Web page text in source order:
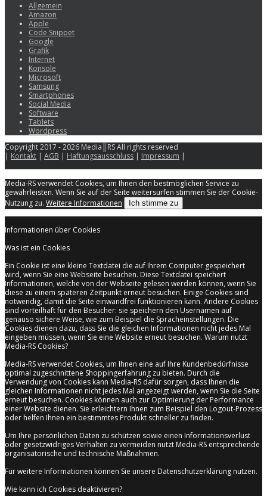
Allgemein
Amazon
Apple
Code Snippet
Google
Grafik
Internet
Konsole
Microsoft
Samsung
Smartphones
Social Media
Software
Tablets
Wordpress
Copyright 2017 - 2026 Media║RS All rights reserved
| Kontakt | AGB | Haftungsausschluss | Impressum |
Media-RS verwendet Cookies, um Ihnen den bestmöglichen Service zu
gewährleisten. Wenn Sie auf der Seite weitersurfen stimmen Sie der Cookie-
Nutzung zu. Weitere Informationen Ich stimme zu
Informationen über Cookies
Was ist ein Cookies
Ein Cookie ist eine kleine Textdatei die auf Ihrem Computer gespeichert
wird, wenn Sie eine Webseite besuchen. Diese Textdatei speichert
Informationen, welche von der Webseite gelesen werden können, wenn Sie
diese zu einem späteren Zeitpunkt erneut besuchen. Einige Cookies sind
notwendig, damit die Seite einwandfrei funktionieren kann. Andere Cookies
sind vorteilhaft für den Besucher: sie speichern den Usernamen auf
genauso sichere Weise, wie zum Beispiel die Spracheinstellungen. Die
Cookies dienen dazu, dass Sie die gleichen Informationen nicht jedes Mal
eingeben müssen, wenn Sie eine Website erneut besuchen. Warum nutzt
Media-RS Cookies?
Media-RS verwendet Cookies, um Ihnen eine auf Ihre Kundenbedürfnisse
optimal zugeschnittene Shoppingerfahrung zu bieten. Durch die
Verwendung von Cookies kann Media-RS dafür sorgen, dass Ihnen die
gleichen Informationen nicht jedes Mal angezeigt werden, wenn Sie die Seite
erneut besuchen. Cookies können auch zur Optimierung der Performance
einer Website dienen. Sie erleichtern Ihnen zum Beispiel den Logout-Prozess
oder helfen Ihnen ein bestimmtes Produkt schneller zu finden.
Um Ihre persönlichen Daten zu schützen sowie einen Informationsverlust
oder gesetzwidriges Verhalten zu vermeiden nutzt Media-RS entsprechende
organisatorische und technische Maßnahmen.
Für weitere Informationen können Sie unsere Datenschutzerklärung nutzen.
Wie kann ich Cookies deaktivieren?